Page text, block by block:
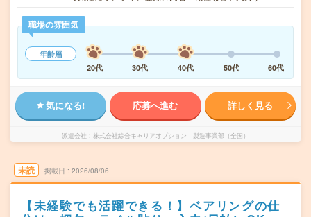
職場の雰囲気
年齢層
20代
30代 40代 50代 60代
気になる! 応募へ進む 詳しく見る
派遣会社 株式会社綜合キャリアオプション 製造事業部（全国）
未読 掲載日 2026/08/06
【未経験でも活躍できる！】ベアリングの仕